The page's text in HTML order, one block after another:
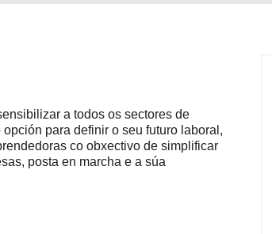
a todos os sectores de poboación
o seu futuro laboral, ademais de
obxectivo de simplificar toda as
marcha e a súa consolidación do seu